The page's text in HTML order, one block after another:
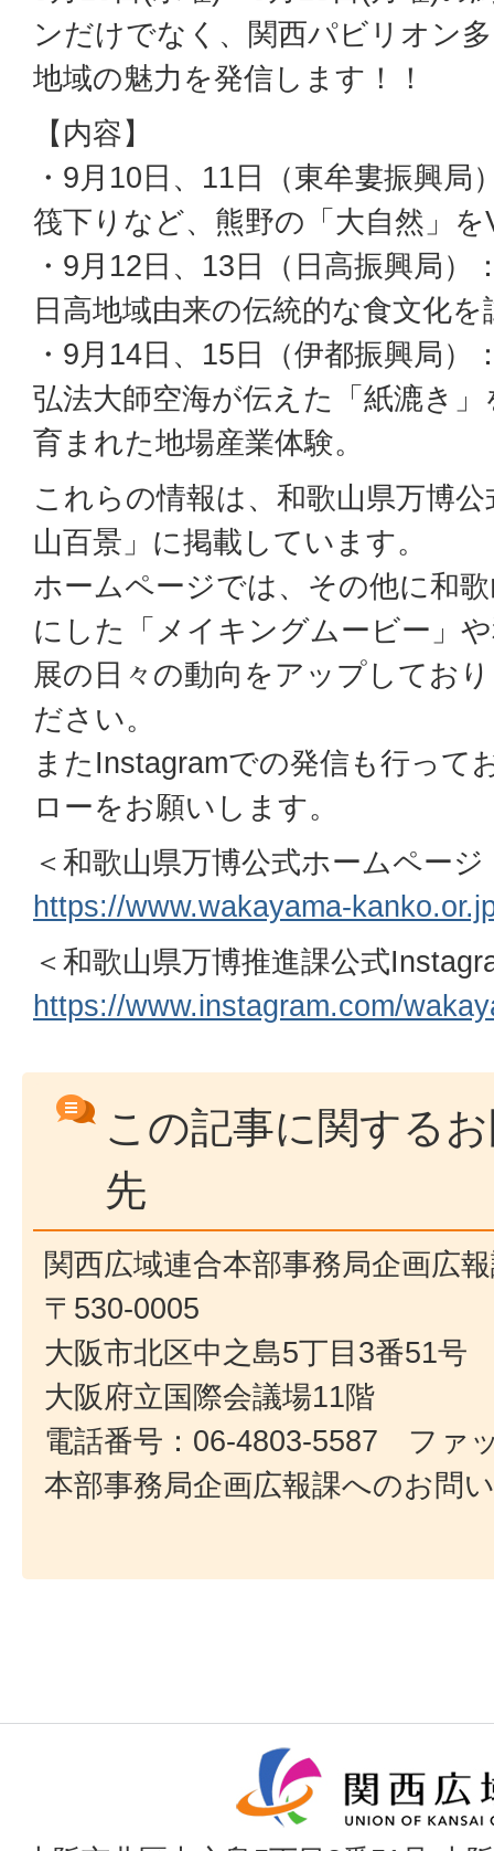
ンだけでなく、関西パビリオン
地域の魅力を発信します！！
【内容】
・9月10日、11日（東牟婁振興局
筏下りなど、熊野の「大自然」
・9月12日、13日（日高振興局）
日高地域由来の伝統的な食文化
・9月14日、15日（伊都振興局）
弘法大師空海が伝えた「紙漉き
育まれた地場産業体験。
これらの情報は、和歌山県万博
山百景」に掲載しています。
ホームページでは、その他に和
にした「メイキングムービー」
展の日々の動向をアップしてお
ださい。
またInstagramでの発信も行って
ローをお願いします。
＜和歌山県万博公式ホームペー
https://www.wakayama-
＜和歌山県万博推進課公式
https://www.instagram.com/
この記事に関する
先
関西広域連合本部事務局企画広
〒530-0005
大阪市北区中之島5丁目3番51号
大阪府立国際会議場11階
電話番号：06-4803-5587 ファ
本部事務局企画広報課へのお問